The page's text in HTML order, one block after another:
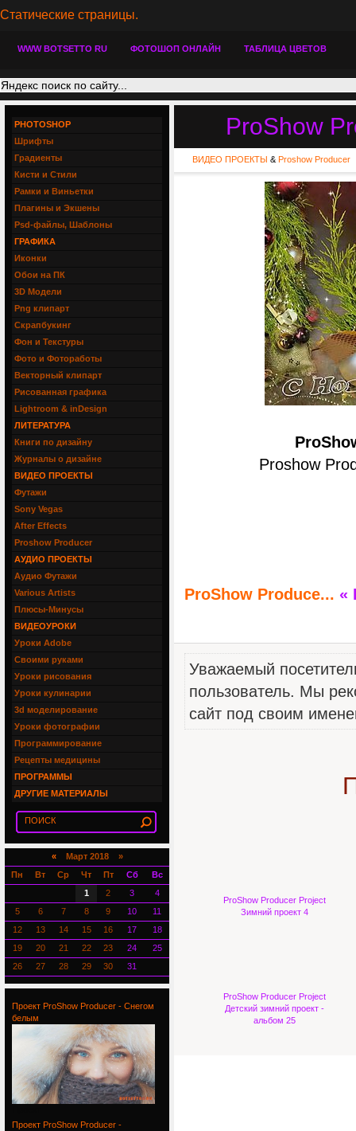
Статические страницы.
WWW BOTSETTO RU ФОТОШОП ОНЛАЙН ТАБЛИЦА ЦВЕТОВ
ProShow
ВИДЕО ПРОЕКТЫ & Proshow Producer
Proshow
ProShow Produce... «
Уважаемый
пользователь. Мы
сайт под своим
ProShow Producer Project
Зимний проект 4
ProShow Producer Project
Детский зимний проект -
альбом 25
PHOTOSHOP
Шрифты
Градиенты
Кисти и Стили
Рамки и Виньетки
Плагины и Экшены
Psd-файлы, Шаблоны
ГРАФИКА
Иконки
Обои на ПК
3D Модели
Png клипарт
Скрапбукинг
Фон и Текстуры
Фото и Фотоработы
Векторный клипарт
Рисованная графика
Lightroom & inDesign
ЛИТЕРАТУРА
Книги по дизайну
Журналы о дизайне
ВИДЕО ПРОЕКТЫ
Футажи
Sony Vegas
After Effects
Proshow Producer
АУДИО ПРОЕКТЫ
Аудио Футажи
Various Artists
Плюсы-Минусы
ВИДЕОУРОКИ
Уроки Adobe
Своими руками
Уроки рисования
Уроки кулинарии
3d моделирование
Уроки фотографии
Программирование
Рецепты медицины
ПРОГРАММЫ
ДРУГИЕ МАТЕРИАЛЫ
«Март 2018 »
Пн
Вт Ср Чт Пт Сб
Вс
1
2 3
4
5
6 7 8 9 10
11
12
13 14 15 16 17
18
19
20 21 22 23 24
25
26
27 28 29 30 31
Проект ProShow Producer - Снегом
белым
Проект ProShow Producer -